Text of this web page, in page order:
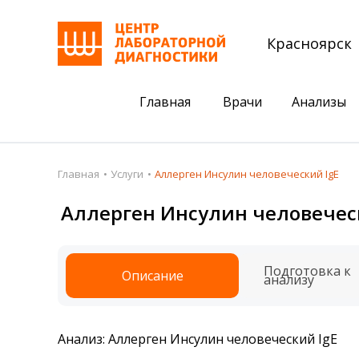
Красноярск
Главная Врачи Анализы
Пациентам
Акции
Подготовка к анализам
Получить результаты
Налоговый вычет
Акции
Комплексный
Сдать клеща на
Главная Услуги Аллерген Инсулин человеческий IgE
Аллерген Инсулин
Описание Подготовка к
анализу
Анализ: Аллерген Инсулин человеческий IgE